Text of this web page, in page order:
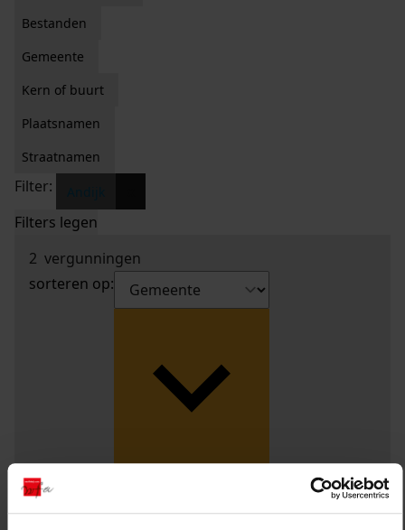
Bestanden
Gemeente
Kern of buurt
Plaatsnamen
Straatnamen
Filter:
Filters legen
2 vergunningen
sorteren op: